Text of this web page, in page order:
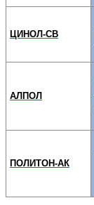
ЦИНОЛ-СВ
АЛПОЛ
ПОЛИТОН-АК